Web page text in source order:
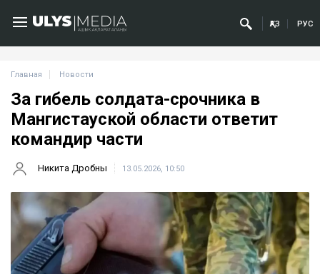
ҚАЗ РУС
Главная Новости
За гибель солдата-срочника в
Мангистауской области ответит
командир части
Никита Дробны 13.05.2026, 10:50